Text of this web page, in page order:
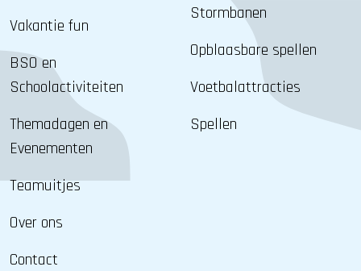
Vakantie fun
BSO en
Schoolactiviteiten
Themadagen en
Evenementen
Teamuitjes
Over ons
Contact
Stormbanen
Opblaasbare spellen
Voetbalattracties
Spellen